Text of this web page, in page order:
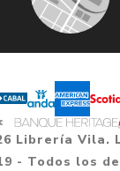
Librería Vila.
- Todos los